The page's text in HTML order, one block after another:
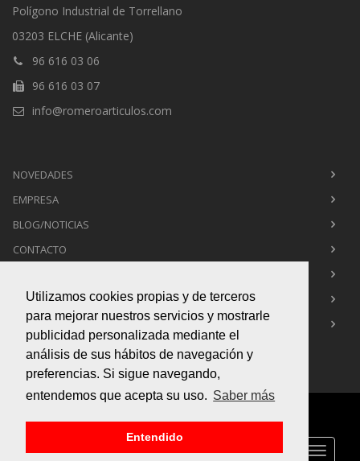
Utilizamos cookies propias y de terceros
para mejorar nuestros servicios y mostrarle
publicidad personalizada mediante el
análisis de sus hábitos de navegación y
preferencias. Si sigue navegando,
entendemos que acepta su uso. Saber más
Entendido
Polígono Industrial de Torrellano
03203 ELCHE (Alicante)
96 616 03 06
96 616 03 07
info@romeroarticulos.com
NOVEDADES
EMPRESA
BLOG/NOTICIAS
CONTACTO
POLÍTICA DE COOKIES
AVISO LEGAL
Copyright © 2015Box Infografía 3d. All Rights Reserved
Toggle